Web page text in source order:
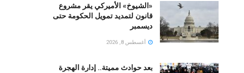
«الشيوخ» الأميركي يقر مشروع
قانون لتمديد تمويل الحكومة حتى
ديسمبر
أغسطس 8, 2026
بعد حوادث مميتة.. إدارة الهجرة